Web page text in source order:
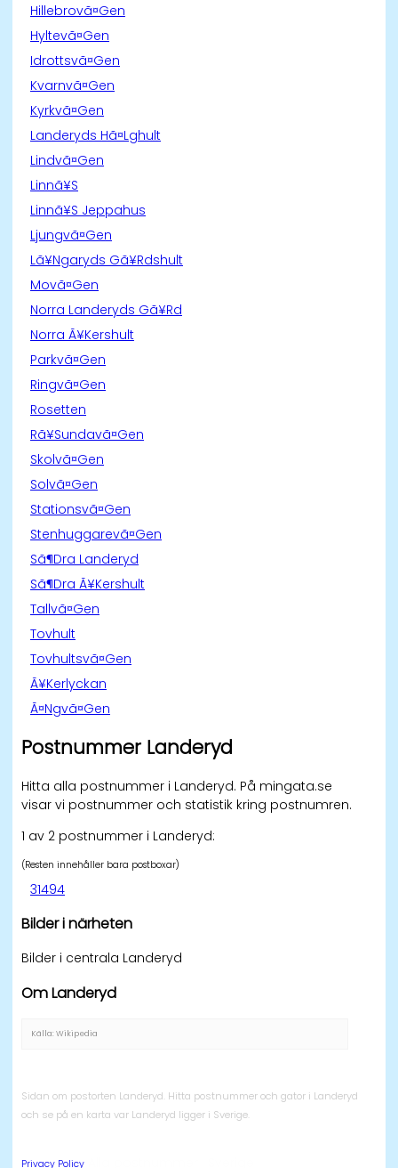
Hillebrovã¤Gen
Hyltevã¤Gen
Idrottsvã¤Gen
Kvarnvã¤Gen
Kyrkvã¤Gen
Landeryds Hã¤Lghult
Lindvã¤Gen
Linnã¥S
Linnã¥S Jeppahus
Ljungvã¤Gen
Lã¥Ngaryds Gã¥Rdshult
Movã¤Gen
Norra Landeryds Gã¥Rd
Norra Ã¥Kershult
Parkvã¤Gen
Ringvã¤Gen
Rosetten
Rã¥Sundavã¤Gen
Skolvã¤Gen
Solvã¤Gen
Stationsvã¤Gen
Stenhuggarevã¤Gen
Sã¶Dra Landeryd
Sã¶Dra Ã¥Kershult
Tallvã¤Gen
Tovhult
Tovhultsvã¤Gen
Ã¥Kerlyckan
Ã¤Ngvã¤Gen
Postnummer Landeryd
Hitta alla postnummer i Landeryd. På mingata.se
visar vi postnummer och statistik kring postnumren.
1 av 2 postnummer i Landeryd:
(Resten innehåller bara postboxar)
31494
Bilder i närheten
Bilder i centrala Landeryd
Om Landeryd
Källa: Wikipedia
Sidan om postorten Landeryd. Hitta postnummer och gator i Landeryd
och se på en karta var Landeryd ligger i Sverige.
Privacy Policy